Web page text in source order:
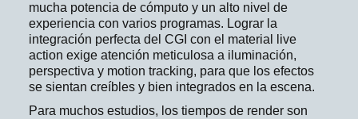
mucha potencia de cómputo y un alto nivel de
experiencia con varios programas. Lograr la
integración perfecta del CGI con el material live
action exige atención meticulosa a iluminación,
perspectiva y motion tracking, para que los efectos
se sientan creíbles y bien integrados en la escena.
Para muchos estudios, los tiempos de render son